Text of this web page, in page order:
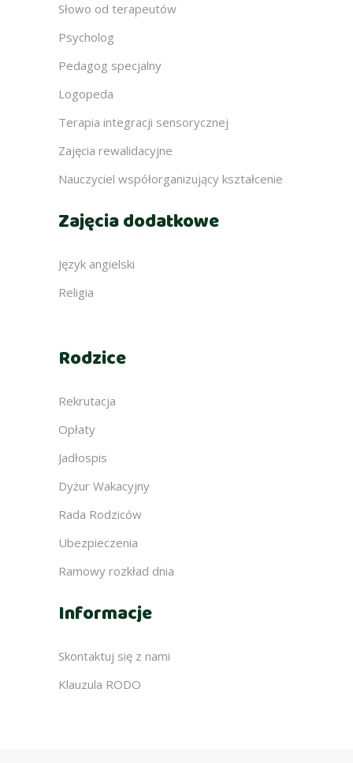
Słowo od terapeutów
Psycholog
Pedagog specjalny
Logopeda
Terapia integracji sensorycznej
Zajęcia rewalidacyjne
Nauczyciel współorganizujący kształcenie
Zajęcia dodatkowe
Język angielski
Religia
Rodzice
Rekrutacja
Opłaty
Jadłospis
Dyżur Wakacyjny
Rada Rodziców
Ubezpieczenia
Ramowy rozkład dnia
Informacje
Skontaktuj się z nami
Klauzula RODO